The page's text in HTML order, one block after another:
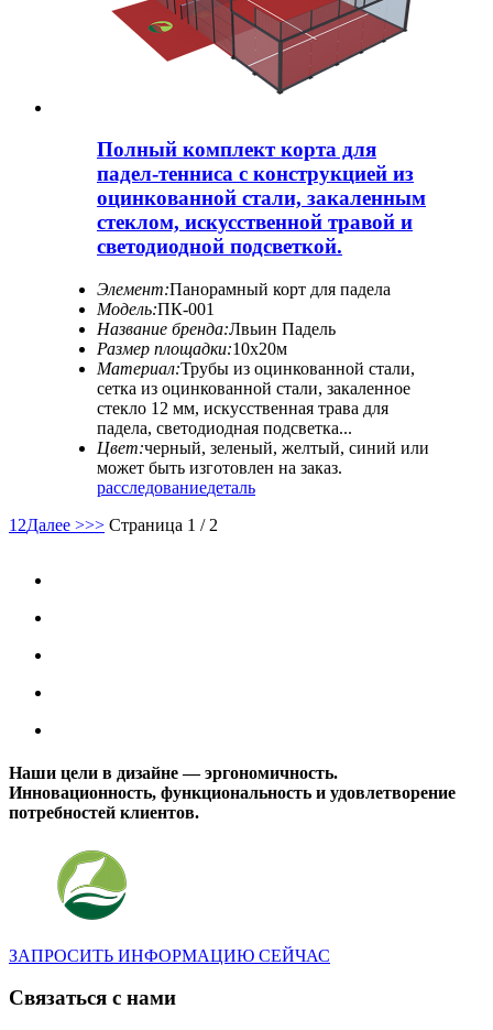
Полный комплект корта для
падел-тенниса с конструкцией из
оцинкованной стали, закаленным
стеклом, искусственной травой и
светодиодной подсветкой.
Элемент:Панорамный корт для падела
Модель:ПК-001
Название бренда:Лвьин Падель
Размер площадки:10х20м
Материал:Трубы из оцинкованной стали,
сетка из оцинкованной стали, закаленное
стекло 12 мм, искусственная трава для
падела, светодиодная подсветка...
Цвет:черный, зеленый, желтый, синий или
может быть изготовлен на заказ.
расследованиедеталь
1 2Далее >>> Страница 1 / 2
Наши цели в дизайне — эргономичность.
Инновационность, функциональность и удовлетворение
потребностей клиентов.
ЗАПРОСИТЬ ИНФОРМАЦИЮ СЕЙЧАС
Связаться с нами